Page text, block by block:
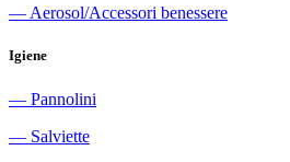
― Aerosol/Accessori benessere
Igiene
― Pannolini
― Salviette